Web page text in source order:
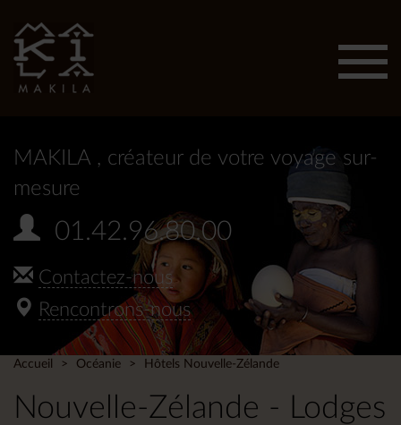
MAKILA , créateur de votre voyage sur-
mesure
01.42.96.80.00
Contactez-nous
Rencontrons-nous
Accueil Océanie Hôtels Nouvelle-Zélande
Nouvelle-Zélande - Lodges